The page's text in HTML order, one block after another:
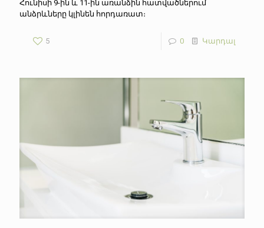
Հունիսի 9-ին և 11-ին առանձին հատվածներում
անձրևները կլինեն հորդառատ։
5 0 Կարդալ